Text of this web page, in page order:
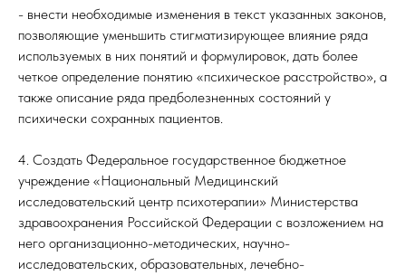
- внести необходимые изменения в текст указанных законов,
позволяющие уменьшить стигматизирующее влияние ряда
используемых в них понятий и формулировок, дать более
четкое определение понятию «психическое расстройство», а
также описание ряда предболезненных состояний у
психически сохранных пациентов.
4. Создать Федеральное государственное бюджетное
учреждение «Национальный Медицинский
исследовательский центр психотерапии» Министерства
здравоохранения Российской Федерации с возложением на
него организационно-методических, научно-
исследовательских, образовательных, лечебно-